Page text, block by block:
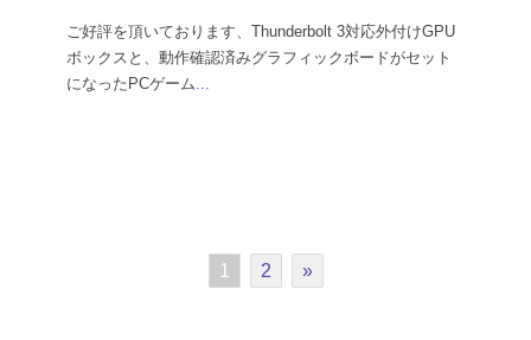
ご好評を頂いております、Thunderbolt 3対応外付けGPU
ボックスと、動作確認済みグラフィックボードがセット
になったPCゲーム...
1 2 »